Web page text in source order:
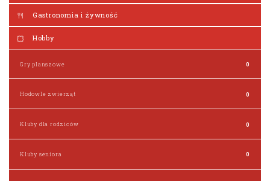
Gastronomia i żywność
Hobby
Gry planszowe 0
Hodowle zwierząt 0
Kluby dla rodziców 0
Kluby seniora 0